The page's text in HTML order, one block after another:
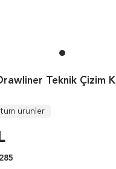
Teknik Çizim
tüm ürünler